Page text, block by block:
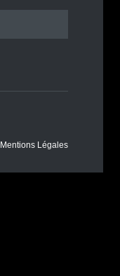
Mentions Légales